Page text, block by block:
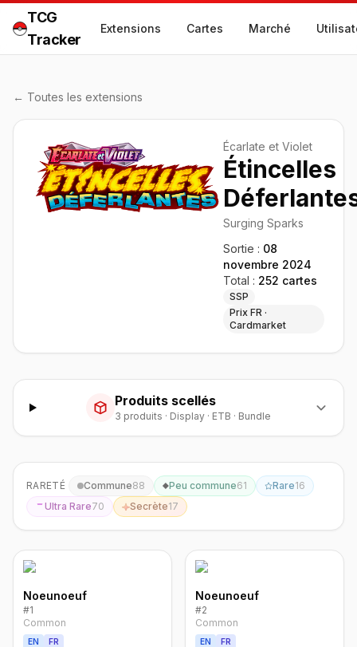
TCG
Tracker
Extensions Cartes Marché
← Toutes les extensions
Écarlate et Violet
Étincelles
Surging Sparks
Sortie : 08
novembre 2024
Total : 252 cartes
SSP
Prix FR ·
Cardmarket
Produits scellés
3 produits · Display · ETB · Bundle
RARETÉ Commune88 Peu commune61 Rare16
Ultra Rare70 Secrète17
Noeunoeuf
#1
Common
EN FR
Noeunoeuf
#2
Common
EN FR